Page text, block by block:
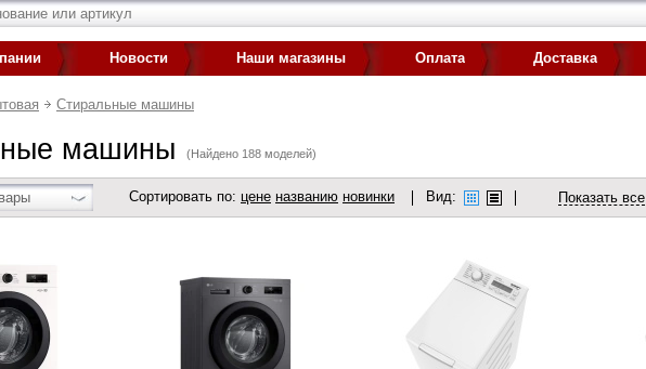
Новости Наши магазины Оплата Доставка
Стиральные машины
машины (Найдено 188 моделей)
Сортировать по: цене названию новинки Вид: Показать все